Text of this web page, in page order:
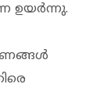
ഉയർന്നു.